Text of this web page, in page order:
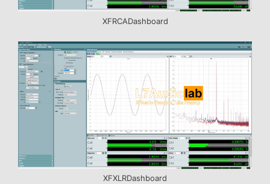
XFRCADashboard
XFXLRDashboard